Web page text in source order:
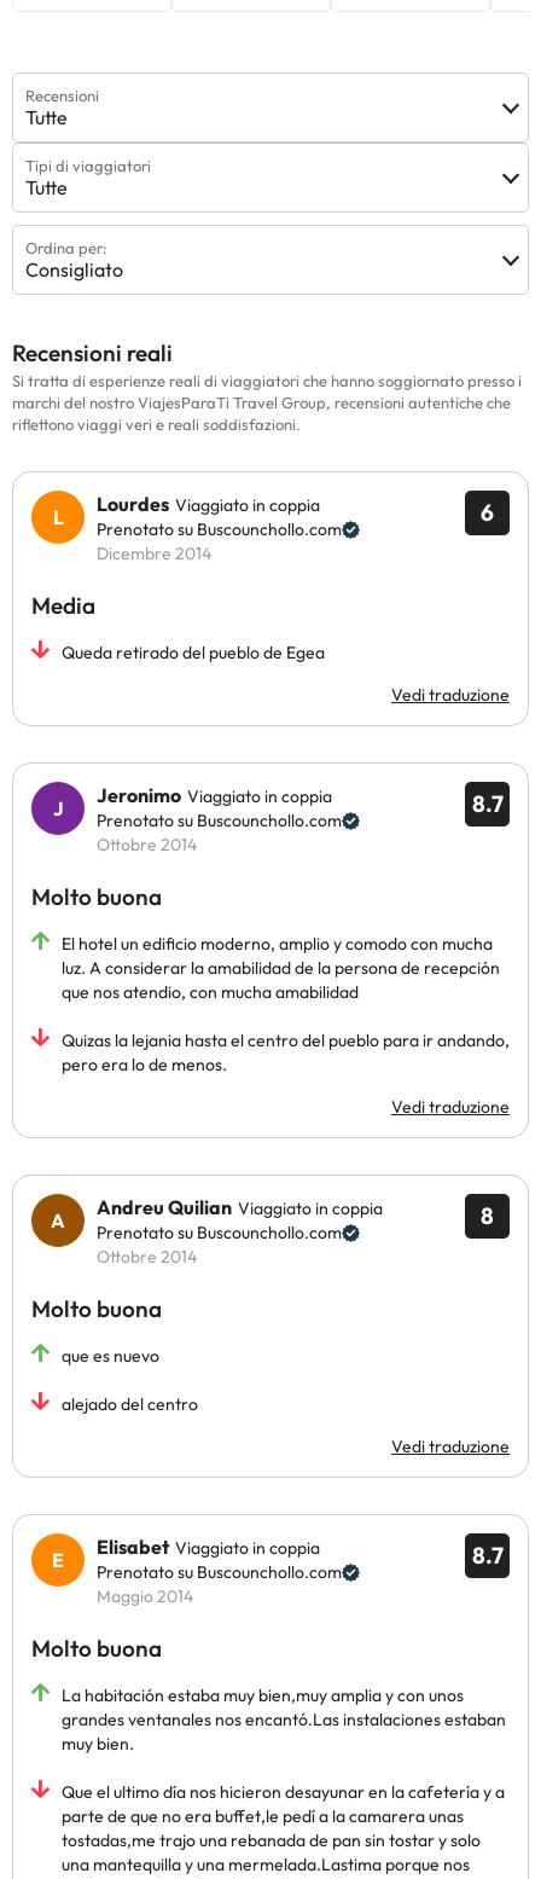
Recensioni
Tutte
Tipi di viaggiatori
Tutte
Ordina per:
Consigliato
Recensioni reali
Si tratta di esperienze reali di viaggiatori che hanno soggiornato presso i
marchi del nostro ViajesParaTi Travel Group, recensioni autentiche che
riflettono viaggi veri e reali soddisfazioni.
6
Lourdes Viaggiato in coppia
Prenotato su Buscounchollo.com
Dicembre 2014
Media
Queda retirado del pueblo de Egea
Vedi traduzione
8.7
Jeronimo Viaggiato in coppia
Prenotato su Buscounchollo.com
Ottobre 2014
Molto buona
El hotel un edificio moderno, amplio y comodo con mucha
luz. A considerar la amabilidad de la persona de recepción
que nos atendio, con mucha amabilidad
Quizas la lejania hasta el centro del pueblo para ir andando,
pero era lo de menos.
Vedi traduzione
8
Andreu Quilian Viaggiato in coppia
Prenotato su Buscounchollo.com
Ottobre 2014
Molto buona
que es nuevo
alejado del centro
Vedi traduzione
8.7
Elisabet Viaggiato in coppia
Prenotato su Buscounchollo.com
Maggio 2014
Molto buona
La habitación estaba muy bien,muy amplia y con unos
grandes ventanales nos encantó.Las instalaciones estaban
muy bien.
Que el ultimo día nos hicieron desayunar en la cafetería y a
parte de que no era buffet,le pedí a la camarera unas
tostadas,me trajo una rebanada de pan sin tostar y solo
una mantequilla y una mermelada.Lastima porque nos